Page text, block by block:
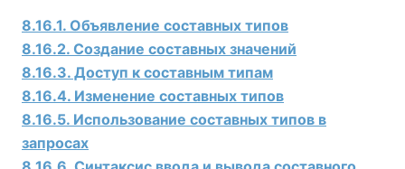
8.16.1. Объявление составных типов
8.16.2. Создание составных значений
8.16.3. Доступ к составным типам
8.16.4. Изменение составных типов
8.16.5. Использование составных типов в
запросах